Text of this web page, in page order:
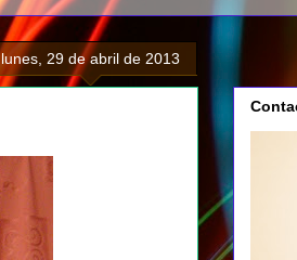
lunes, 29 de abril de 2013